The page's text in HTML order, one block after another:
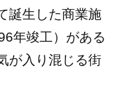
誕生した商業施
年竣工）がある
が入り混じる街